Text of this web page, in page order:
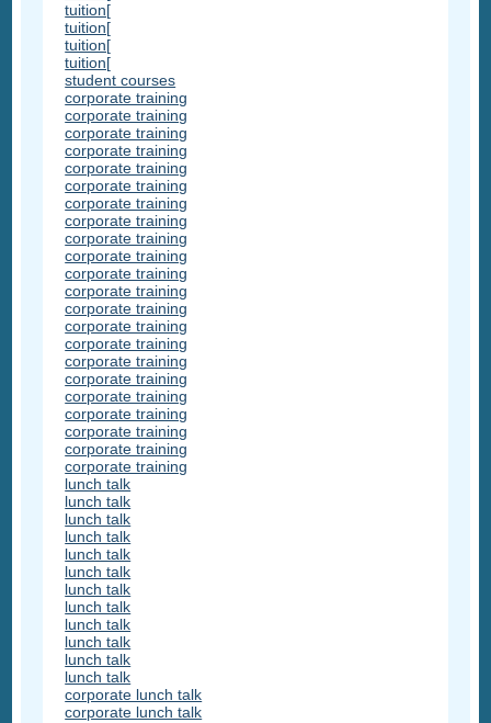
tuition[
tuition[
tuition[
tuition[
student courses
corporate training
corporate training
corporate training
corporate training
corporate training
corporate training
corporate training
corporate training
corporate training
corporate training
corporate training
corporate training
corporate training
corporate training
corporate training
corporate training
corporate training
corporate training
corporate training
corporate training
corporate training
corporate training
lunch talk
lunch talk
lunch talk
lunch talk
lunch talk
lunch talk
lunch talk
lunch talk
lunch talk
lunch talk
lunch talk
lunch talk
corporate lunch talk
corporate lunch talk